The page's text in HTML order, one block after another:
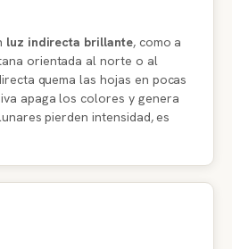
luz indirecta brillante, como a
orientada al norte o al
quema las hojas en pocas
apaga los colores y genera
pierden intensidad, es